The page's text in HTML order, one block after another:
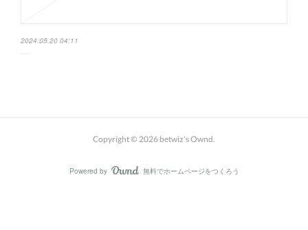
2024.05.20 04:11
Copyright © 2026 betwiz's Ownd.
Powered by AmebaOwnd
無料でホームページをつくろう